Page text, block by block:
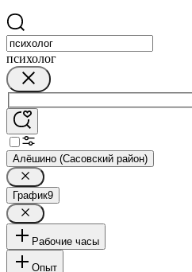
психолог
Алёшино (Сасовский район)
График9
Рабочие часы
Опыт